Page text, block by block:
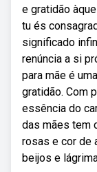
e gratidão
tu és
significado
renúncia a si
para mãe é
gratidão. Com
essência do
das mães tem
rosas e cor de
beijos e